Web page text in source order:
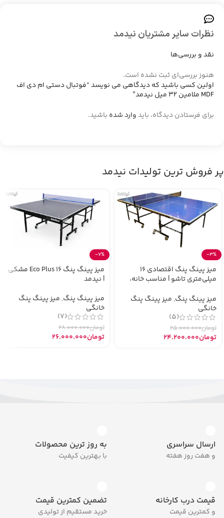
نظرات سایر مشتریان نیدمد
نقد و بررسی‌ها
هنوز بررسی‌ای ثبت نشده است.
اولین کسی باشید که دیدگاهی می نویسد “فوتبال دستی ام دی اف
MDF ملامین 32 میل نیدمد”
برای فرستادن دیدگاه، بایدوارد شده باشید.
پر فروش ترین تولیدات نیدمد
-3%
میز پینگ پنگ اقتصادی 16
میلی‌متری تاشو | مناسب خانه،
میز پینگ پنگ, میز پینگ پنگ
خانگی
(5)
تومان25.000.000
تومان24.200.000
-7%
میز پینگ پنگ Eco Plus 16 مشکی
| نیدمد
میز پینگ پنگ, میز پینگ پنگ
خانگی
(7)
تومان28.000.000
تومان26.000.000
ارسال سراسری
و هفت روز هفته
به روز ترین محصولات
با بهترین کیفیت
قیمت درب کارخانه
و کمترین قیمت
تضمین کمترین قیمت
خرید مستقیم از تولیدی